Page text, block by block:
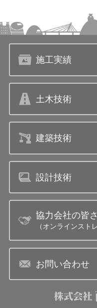
施工実績
土木技術
建築技術
設計技術
協力会社の皆
（オンラインスト
お問い合わせ